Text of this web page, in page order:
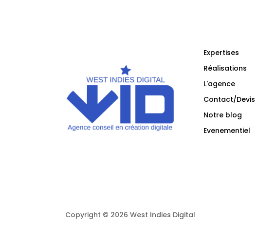
Expertises
Réalisations
L'agence
Contact/Devis
Notre blog
Evenementiel
Copyright © 2026 West Indies Digital